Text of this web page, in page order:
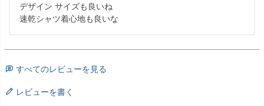
デザイン サイズも良いね
速乾シャツ着心地も良いな
すべてのレビューを見る
レビューを書く